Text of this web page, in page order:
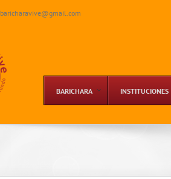
baricharavive@gmail.com
BARICHARA INSTITUCIONES